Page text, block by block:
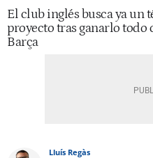
El club inglés busca ya un
proyecto tras ganarlo todo
Barça
Lluís Regàs